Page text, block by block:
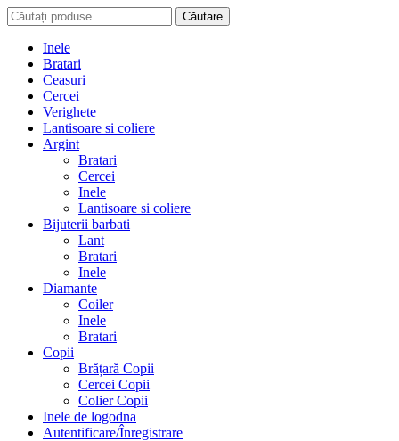
Căutare
Inele
Bratari
Ceasuri
Cercei
Verighete
Lantisoare si coliere
Argint
Bratari
Cercei
Inele
Lantisoare si coliere
Bijuterii barbati
Lant
Bratari
Inele
Diamante
Coiler
Inele
Bratari
Copii
Brățară Copii
Cercei Copii
Colier Copii
Inele de logodna
Autentificare/Înregistrare